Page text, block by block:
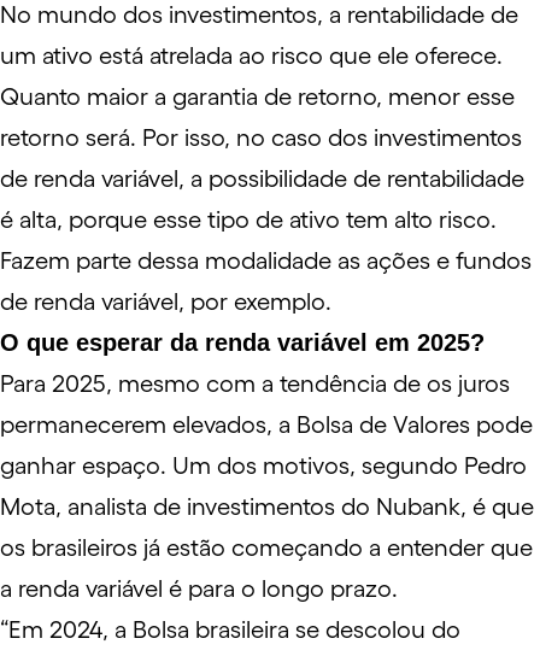
No mundo dos investimentos, a rentabilidade de
um ativo está atrelada ao risco que ele oferece.
Quanto maior a garantia de retorno, menor esse
retorno será. Por isso, no caso dos investimentos
de renda variável, a possibilidade de rentabilidade
é alta, porque esse tipo de ativo tem alto risco.
Fazem parte dessa modalidade as ações e fundos
de renda variável, por exemplo.
O que esperar da renda variável em 2025?
Para 2025, mesmo com a tendência de os juros
permanecerem elevados, a Bolsa de Valores pode
ganhar espaço. Um dos motivos, segundo Pedro
Mota, analista de investimentos do Nubank, é que
os brasileiros já estão começando a entender que
a renda variável é para o longo prazo.
“Em 2024, a Bolsa brasileira se descolou do